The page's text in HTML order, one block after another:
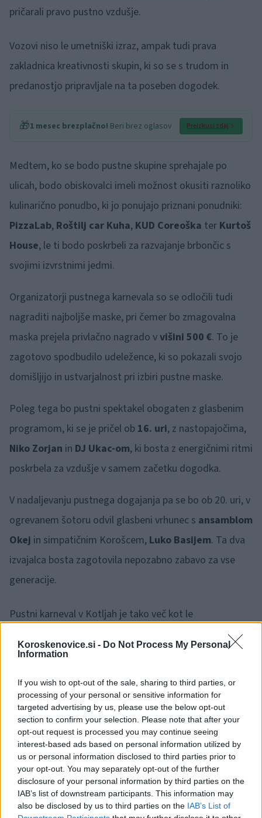
Koroskenovice.si - Do Not Process My Personal
Information
If you wish to opt-out of the sale, sharing to third parties, or
processing of your personal or sensitive information for
targeted advertising by us, please use the below opt-out
section to confirm your selection. Please note that after your
opt-out request is processed you may continue seeing
interest-based ads based on personal information utilized by
us or personal information disclosed to third parties prior to
your opt-out. You may separately opt-out of the further
disclosure of your personal information by third parties on the
IAB’s list of downstream participants. This information may
also be disclosed by us to third parties on the IAB’s List of
pričarali pravo pustno vzdušje.
Vozovi niso le umetniški izraz, ampak tudi prava
zakladnica kreativnosti skupin, ki so se s trudom in
predanostjo pripravljale na ta poseben dogodek.
🎁1 mesec brezplačno! Beri brez oglasov Preizkusi zdaj
Medtem, ko se bodo pustne skupine sprehajale po
ulicah, bodo obiskovalci imeli možnost okusiti raznoliko
kulinarično ponudbo, ki jo ponujajo priznani ponudniki:
PizzaLab, Roštilj car Kuha, KUD Coreoška ter Kurtoš
House, le ti bodo poskrbeli za razvajanje brbončic s
svojimi izvrstnimi jedmi.
Organizatorji pustnega karnevala so se odločili tudi
nagraditi najboljše maske, pri čemer bo zmagovalna
maska prejela privlačno nagrado vvišini 500 €. To je
zagotovo spodbudilo udeležence, ki so pokazali svojo
domišljijo in ustvarjalnost pri izbiri pustne maske.
Poleg tega bo pustni spektakel obogaten z glasbenim
programom, ki se je pričel ob 16. uri, z nastopajočima,
Niko Zorjan in DJ Ukac-om, ki bosta z energičnimi ritmi
poskrbela za vzdušje v samem začetku dogodka.
V nadaljevanju pustnega dogajanja pa se bo ob 20. uri, v
ogrevanem šotoru odvil glasbeni vrhunec s ansamblom
Okej in simpatičnim Korošcem, Luko Basijem. Ta dva
izvajalca bosta zagotovila nepozabno zabavo za vse
generacije.
Pustni karneval v Kotljah je tako več kot le
. Je priložnost za druženje,
smeh, dobro hrano ter odlično glasbo. Zagotovo bo
pustno vzdušje in se prepustiti čarobnosti tega
tradicionalnega dogodka na Koroškem.
1 / 27